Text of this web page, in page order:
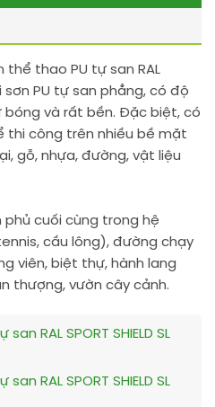
thể thao PU tự san RAL
sơn PU tự san phẳng, có độ
bóng và rất bền. Đặc biệt, có
công trên nhiều bề mặt
gỗ, nhựa, đường, vật liệu
cuối cùng trong hệ
cầu lông), đường chạy
viên, biệt thự, hành lang
thượng, vườn cây cảnh.
RAL SPORT SHIELD SL
RAL SPORT SHIELD SL